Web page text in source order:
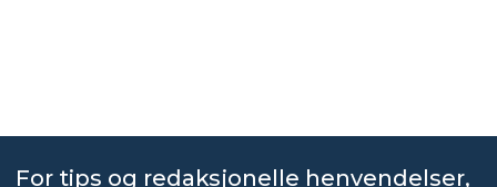
For tips og redaksjonelle henvendelser,